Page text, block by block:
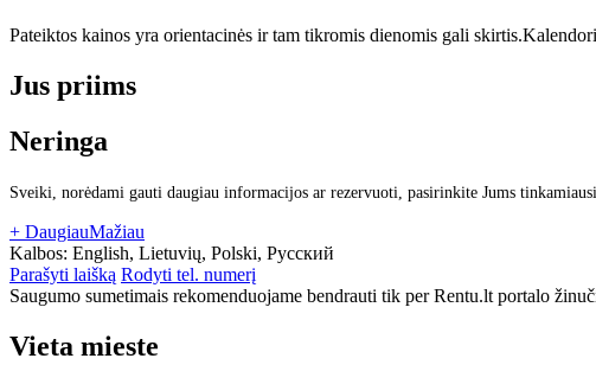
Pateiktos kainos yra orientacinės ir tam tikromis dienomis gali skirtis.
Jus priims
Neringa
Sveiki, norėdami gauti daugiau informacijos ar rezervuoti, pasirinkite Jums
+ DaugiauMažiau
Kalbos: English, Lietuvių, Polski, Русский
Parašyti laišką Rodyti tel. numerį
Saugumo sumetimais rekomenduojame bendrauti tik per Rentu.lt portalo
Vieta mieste